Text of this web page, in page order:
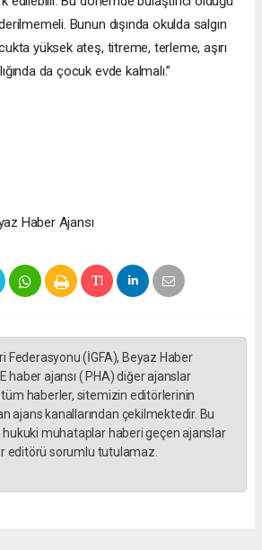
Bunun dışında okulda salgın
yüksek ateş, titreme, terleme, aşırı
da çocuk evde kalmalı.”
Haber Ajansı
Federasyonu (İGFA), Beyaz Haber
haber ajansı ( PHA) diğer ajanslar
haberler, sitemizin editörlerinin
ajans kanallarından çekilmektedir. Bu
hukuki muhataplar haberi geçen ajanslar
editörü sorumlu tutulamaz.